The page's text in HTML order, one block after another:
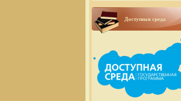
Доступная среда